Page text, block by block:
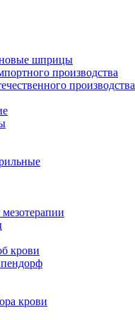
шприцы
производства
производства
крови
крови